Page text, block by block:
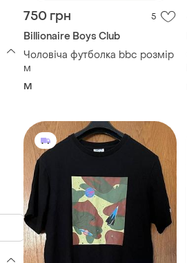
750 грн 5
Billionaire Boys Club
Чоловіча футболка bbc розмір
м
M